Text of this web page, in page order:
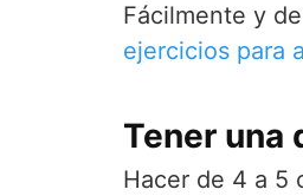
Fácilmente y
ejercicios para
Tener una
Hacer de 4 a 5